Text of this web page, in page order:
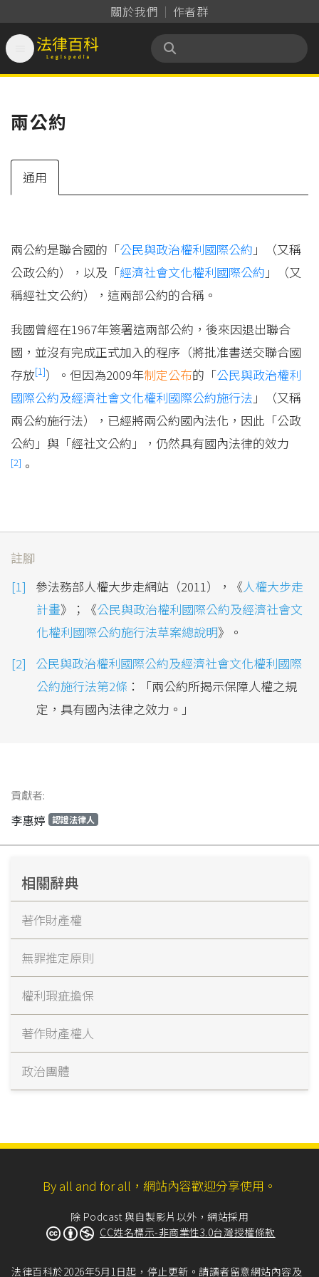
關於我們 作者群
法律百科 Legispedia
兩公約
通用
兩公約是聯合國的「公民與政治權利國際公約 」（又稱
公政公約），以及「經濟社會文化權利國際公約 」（又
稱經社文公約），這兩部公約的合稱。
我國曾經在1967年簽署這兩部公約，後來因退出聯合
國，並沒有完成正式加入的程序（將批准書送交聯合國
存放[1]）。但因為2009年制定公布的「公民與政治權利
國際公約及經濟社會文化權利國際公約施行法 」（又稱
兩公約施行法），已經將兩公約國內法化，因此「公政
公約」與「經社文公約」，仍然具有國內法律的效力
[2] 。
註腳
參法務部人權大步走網站（2011），《人權大步走
計畫》；《公民與政治權利國際公約及經濟社會文
化權利國際公約施行法草案總說明》。
公民與政治權利國際公約及經濟社會文化權利國際
公約施行法第2條 ：「兩公約所揭示保障人權之規
定，具有國內法律之效力。」
貢獻者:
李惠婷 認證法律人
相關辭典
著作財產權
無罪推定原則
權利瑕疵擔保
著作財產權人
政治團體
By all and for all，網站內容歡迎分享使用。
除 Podcast 與自製影片以外，網站採用
CC姓名標示-非商業性3.0台灣授權條款
法律百科於2026年5月1日起，停止更新。請讀者留意網站內容及